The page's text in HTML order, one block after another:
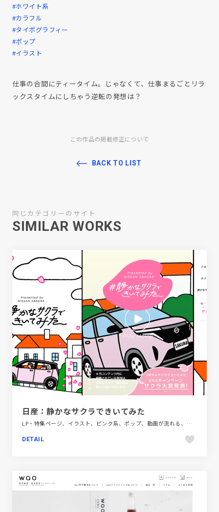
#ホワイト系
#カラフル
#タイポグラフィー
#ポップ
#イラスト
仕事の合間にティータイム。じゃなくて、仕事まるごとリラ
ックスタイムにしちゃう逆転の発想は？
この作品の掲載修正について
BACK TO LIST
同じカテゴリーのサイト
SIMILAR WORKS
日産：静かなサクラできいてみた
LP・特集ページ、イラスト、ピンク系、ポップ、動画が流れる、自動車・乗り物・交通
DETAIL